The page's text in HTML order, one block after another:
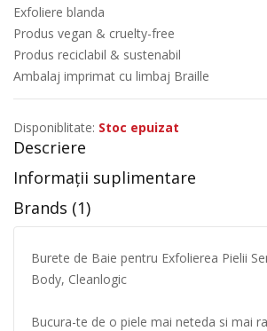
Exfoliere blanda
Produs vegan & cruelty-free
Produs reciclabil & sustenabil
Ambalaj imprimat cu limbaj Braille
Disponiblitate: Stoc epuizat
Descriere
Informații suplimentare
Brands (1)
Burete de Baie pentru Exfolierea Pielii
Body, Cleanlogic
Bucura-te de o piele mai neteda si mai